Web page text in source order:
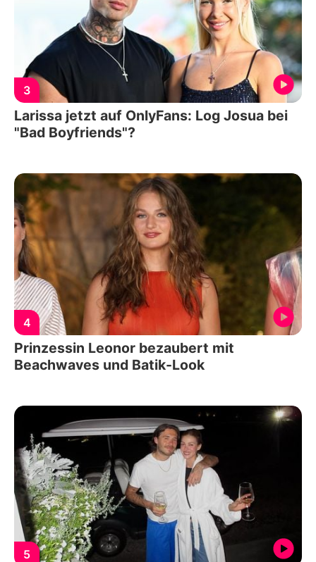
3
Larissa jetzt auf OnlyFans: Log Josua bei
"Bad Boyfriends"?
4
Prinzessin Leonor bezaubert mit
Beachwaves und Batik-Look
5